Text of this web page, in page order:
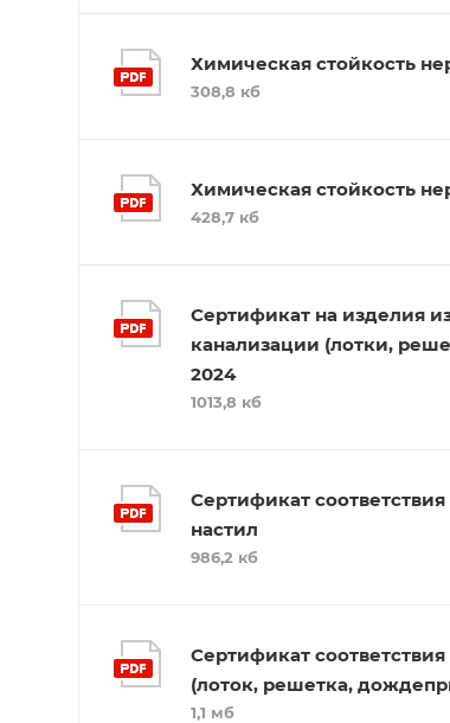
Химическая стойкость
308,8 кб
Химическая стойкость
428,7 кб
Сертификат на изделия
канализации (лотки,
2024
1013,8 кб
Сертификат
настил
986,2 кб
Сертификат
(лоток, решетка,
1,1 мб